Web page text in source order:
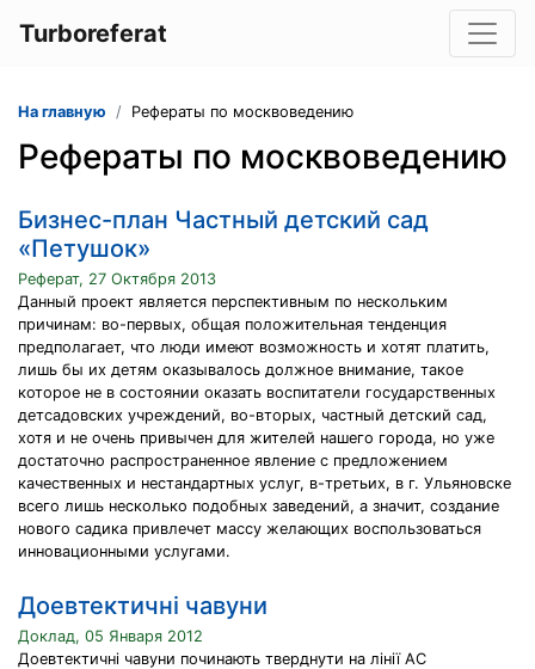
Turboreferat
На главную Рефераты по москвоведению
Рефераты по москвоведению
Бизнес-план Частный детский сад
«Петушок»
Реферат, 27 Октября 2013
Данный проект является перспективным по нескольким
причинам: во-первых, общая положительная тенденция
предполагает, что люди имеют возможность и хотят платить,
лишь бы их детям оказывалось должное внимание, такое
которое не в состоянии оказать воспитатели государственных
детсадовских учреждений, во-вторых, частный детский сад,
хотя и не очень привычен для жителей нашего города, но уже
достаточно распространенное явление с предложением
качественных и нестандартных услуг, в-третьих, в г. Ульяновске
всего лишь несколько подобных заведений, а значит, создание
нового садика привлечет массу желающих воспользоваться
инновационными услугами.
Доевтектичні чавуни
Доклад, 05 Января 2012
Доевтектичні чавуни починають тверднути на лінії АС